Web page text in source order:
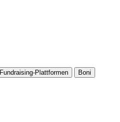
Fundraising-Plattformen Boni